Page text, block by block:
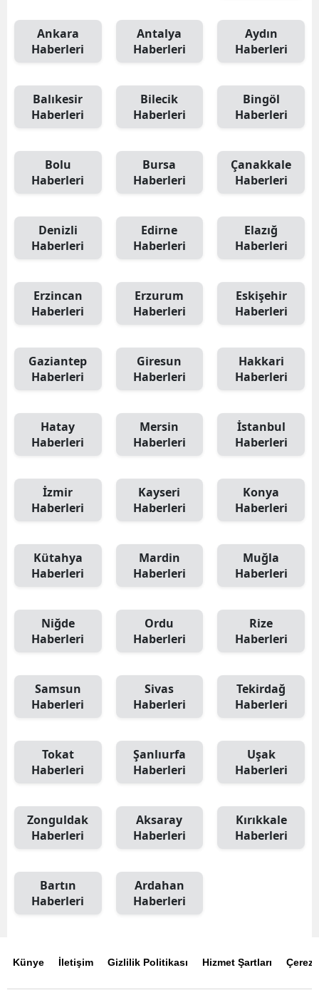
Ankara
Haberleri
Antalya
Haberleri
Aydın
Haberleri
Balıkesir
Haberleri
Bilecik
Haberleri
Bingöl
Haberleri
Bolu
Haberleri
Bursa
Haberleri
Çanakkale
Haberleri
Denizli
Haberleri
Edirne
Haberleri
Elazığ
Haberleri
Erzincan
Haberleri
Erzurum
Haberleri
Eskişehir
Haberleri
Gaziantep
Haberleri
Giresun
Haberleri
Hakkari
Haberleri
Hatay
Haberleri
Mersin
Haberleri
İstanbul
Haberleri
İzmir
Haberleri
Kayseri
Haberleri
Konya
Haberleri
Kütahya
Haberleri
Mardin
Haberleri
Muğla
Haberleri
Niğde
Haberleri
Ordu
Haberleri
Rize
Haberleri
Samsun
Haberleri
Sivas
Haberleri
Tekirdağ
Haberleri
Tokat
Haberleri
Şanlıurfa
Haberleri
Uşak
Haberleri
Zonguldak
Haberleri
Aksaray
Haberleri
Kırıkkale
Haberleri
Bartın
Haberleri
Ardahan
Haberleri
Künye İletişim Gizlilik Politikası Hizmet Şartları Çerez